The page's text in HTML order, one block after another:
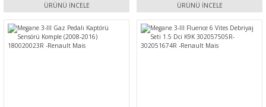
ÜRÜNÜ İNCELE
ÜRÜNÜ İNCELE